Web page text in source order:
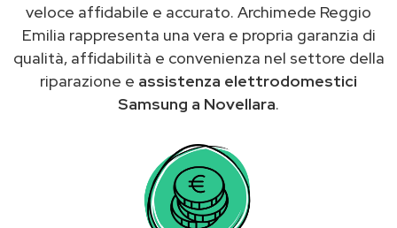
veloce affidabile e accurato. Archimede Reggio
Emilia rappresenta una vera e propria garanzia di
qualità, affidabilità e convenienza nel settore della
riparazione e assistenza elettrodomestici
Samsung a Novellara.